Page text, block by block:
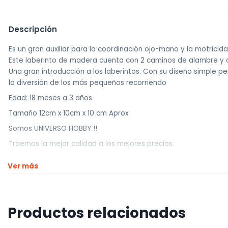
Descripción
Es un gran auxiliar para la coordinación ojo-mano y la
Este laberinto de madera cuenta con 2 caminos de alambre y
Una gran introducción a los laberintos. Con su diseño simple
la diversión de los más pequeños recorriendo
Edad: 18 meses a 3 años
Tamaño 12cm x 10cm x 10 cm Aprox
Somos UNIVERSO HOBBY !!
Traemos la mejor calidad a los mejores precios.
Realizamos envíos a todo el país
Envíos Flex en el día.
Envíos al interior por agencia (dejamos tus artículos en
Ver más
Productos relacionados